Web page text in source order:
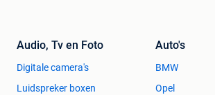
Audio, Tv en Foto
Digitale camera's
Luidspreker boxen
Auto's
BMW
Opel